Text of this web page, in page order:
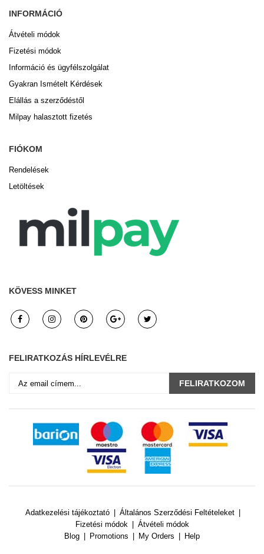
INFORMÁCIÓ
Átvételi módok
Fizetési módok
Információ és ügyfélszolgálat
Gyakran Ismételt Kérdések
Elállás a szerződéstől
Milpay halasztott fizetés
FIÓKOM
Rendelések
Letöltések
KÖVESS MINKET
FELIRATKOZÁS HÍRLEVÉLRE
FELIRATKOZOM
Adatkezelési tájékoztató
Általános Szerződési Feltételeket
Fizetési módok
Átvételi módok
Blog
Promotions My Orders Help